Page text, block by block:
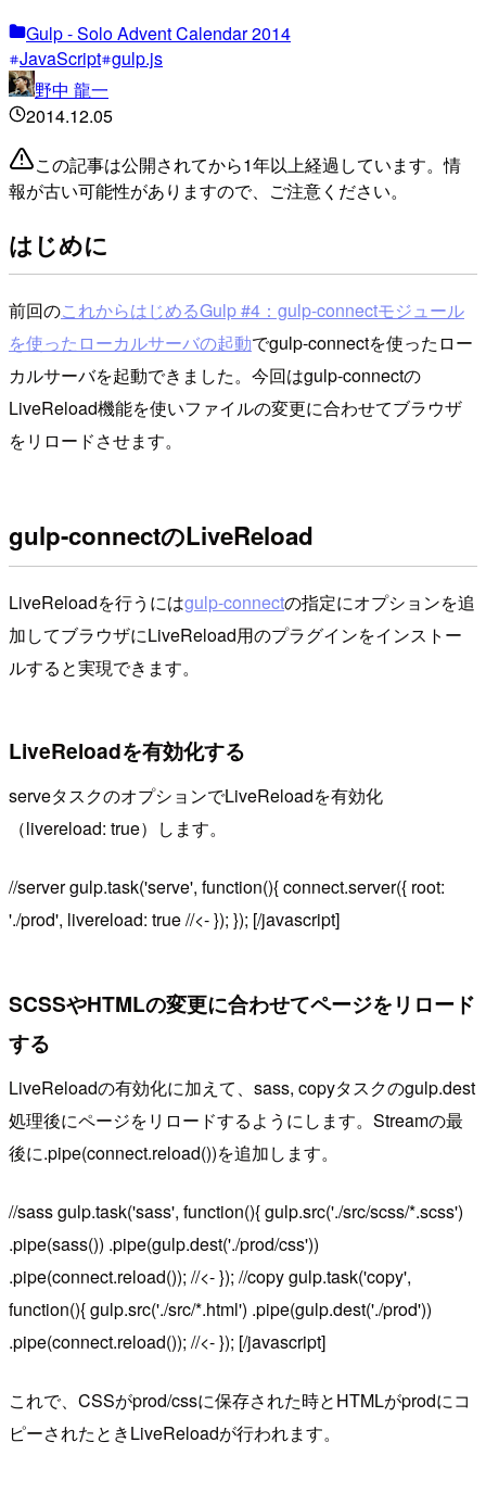
Gulp - Solo Advent Calendar 2014
JavaScript gulp.js
野中 龍一
2014.12.05
この記事は公開されてから1年以上経過しています。情
報が古い可能性がありますので、ご注意ください。
はじめに
前回のこれからはじめるGulp #4：gulp-connectモジュール
を使ったローカルサーバの起動でgulp-connectを使ったロー
カルサーバを起動できました。今回はgulp-connectの
LiveReload機能を使いファイルの変更に合わせてブラウザ
をリロードさせます。
gulp-connectのLiveReload
LiveReloadを行うにはgulp-connectの指定にオプションを追
加してブラウザにLiveReload用のプラグインをインストー
ルすると実現できます。
LiveReloadを有効化する
serveタスクのオプションでLiveReloadを有効化
（livereload: true）します。
//server gulp.task('serve', function(){ connect.server({ root:
'./prod', livereload: true //<- }); }); [/javascript]
SCSSやHTMLの変更に合わせてページをリロード
する
LiveReloadの有効化に加えて、sass, copyタスクのgulp.dest
処理後にページをリロードするようにします。Streamの最
後に.pipe(connect.reload())を追加します。
//sass gulp.task('sass', function(){ gulp.src('./src/scss/*.scss')
.pipe(sass()) .pipe(gulp.dest('./prod/css'))
.pipe(connect.reload()); //<- }); //copy gulp.task('copy',
function(){ gulp.src('./src/*.html') .pipe(gulp.dest('./prod'))
.pipe(connect.reload()); //<- }); [/javascript]
これで、CSSがprod/cssに保存された時とHTMLがprodにコ
ピーされたときLiveReloadが行われます。